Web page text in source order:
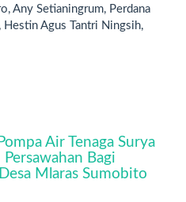
Any Setianingrum, Perdana
Hestin Agus Tantri Ningsih,
Air Tenaga Surya
Bagi
Mlaras Sumobito